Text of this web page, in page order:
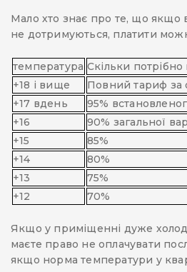
Мало хто знає про те, що якщо
не дотримуються, платити
температура Скільки потрібно
+18 і вище
Повний тариф за
+17 вдень
95%
+16
90% загальної
+15
85%
+14
80%
+13
75%
+12
70%
Якщо у приміщенні дуже
маєте право не оплачувати
якщо норма температури у